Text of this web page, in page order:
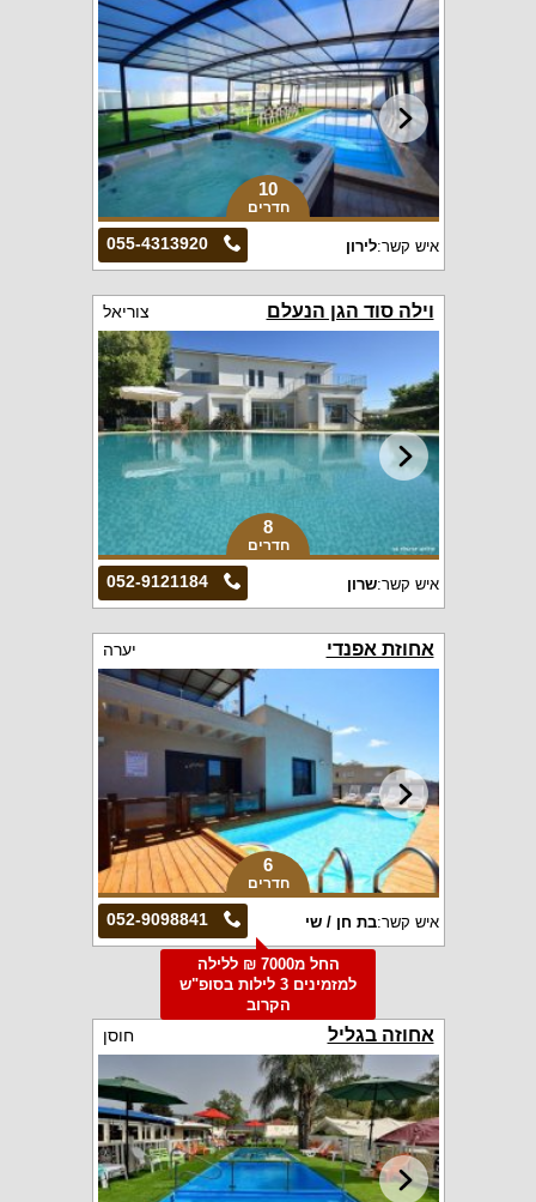
10
חדרים
055-4313920 איש קשר:לירון
וילה סוד הגן הנעלם צוריאל
8
חדרים
052-9121184 איש קשר:שרון
אחוזת אפנדי יערה
6
חדרים
052-9098841 איש קשר:בת חן / שי
החל מ7000 ₪ ללילה
למזמינים 3 לילות בסופ"ש
הקרוב
אחוזה בגליל חוסן